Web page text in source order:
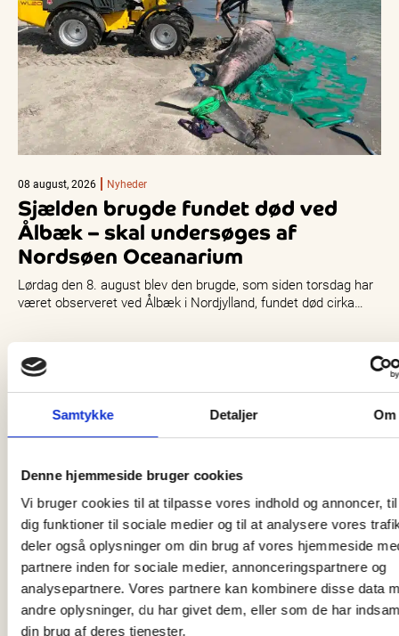
Samtykke Detaljer Om
Denne hjemmeside bruger cookies
Vi bruger cookies til at tilpasse vores indhold og annoncer,
dig funktioner til sociale medier og til at analysere vores
deler også oplysninger om din brug af vores hjemmeside
partnere inden for sociale medier, annonceringspartnere og
analysepartnere. Vores partnere kan kombinere disse data
andre oplysninger, du har givet dem, eller som de har
din brug af deres tjenester.
08 august, 2026 Nyheder
Sjælden brugde fundet død ved
Ålbæk – skal undersøges af
Nordsøen Oceanarium
Lørdag den 8. august blev den brugde, som siden torsdag har
været observeret ved Ålbæk i Nordjylland, fundet død cirka…